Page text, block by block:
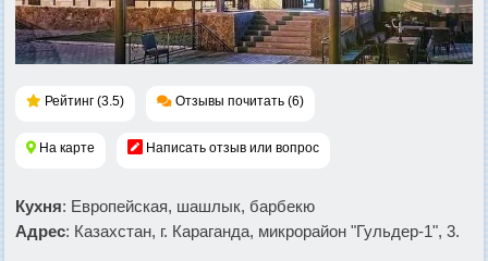
Рейтинг (3.5) Отзывы почитать (6)
На карте Написать отзыв или вопрос
Кухня: Европейская, шашлык, барбекю
Адрес: Казахстан, г. Караганда, микрорайон "Гульдер-1", 3.